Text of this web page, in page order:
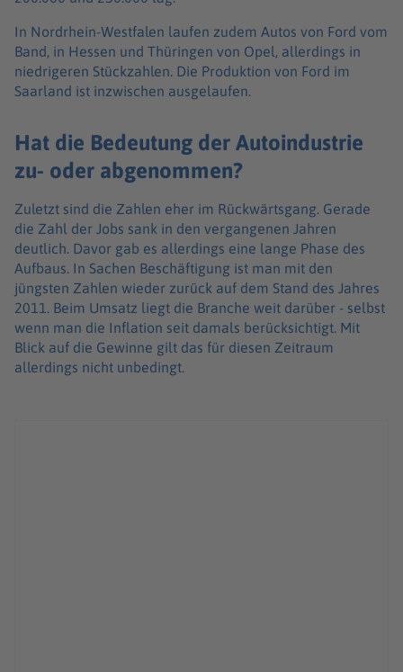
In Nordrhein-Westfalen laufen zudem Autos von Ford vom
Band, in Hessen und Thüringen von Opel, allerdings in
niedrigeren Stückzahlen. Die Produktion von Ford im
Saarland ist inzwischen ausgelaufen.
Hat die Bedeutung der Autoindustrie
zu- oder abgenommen?
Zuletzt sind die Zahlen eher im Rückwärtsgang. Gerade
die Zahl der Jobs sank in den vergangenen Jahren
deutlich. Davor gab es allerdings eine lange Phase des
Aufbaus. In Sachen Beschäftigung ist man mit den
jüngsten Zahlen wieder zurück auf dem Stand des Jahres
2011. Beim Umsatz liegt die Branche weit darüber - selbst
wenn man die Inflation seit damals berücksichtigt. Mit
Blick auf die Gewinne gilt das für diesen Zeitraum
allerdings nicht unbedingt.